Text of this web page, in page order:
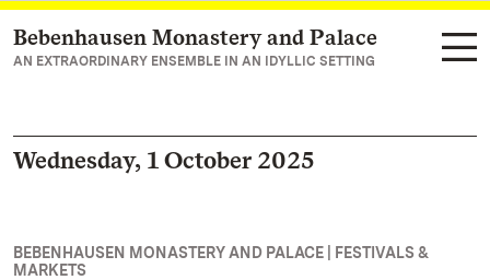
Navigate to main page
Bebenhausen Monastery and Palace
AN EXTRAORDINARY ENSEMBLE IN AN IDYLLIC SETTING
Wednesday, 1 October 2025
BEBENHAUSEN MONASTERY AND PALACE | FESTIVALS &
MARKETS